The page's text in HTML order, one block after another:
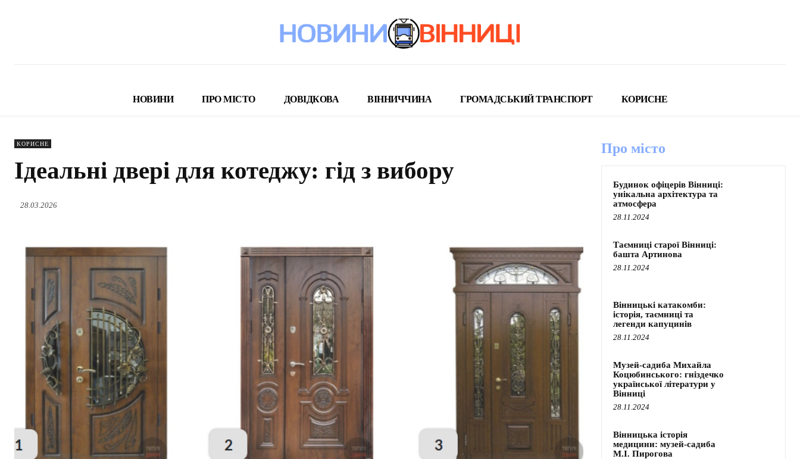
НОВИНИ ПРО МІСТО ДОВІДКОВА ВІННИЧЧИНА ГРОМАДСЬКИЙ ТРАНСПОРТ КОРИСНЕ
КОРИСНЕ
Ідеальні двері для котеджу: гід з вибору
28.03.2026
Про місто
Будинок офіцерів Вінниці:
унікальна архітектура та
атмосфера
28.11.2024
Таємниці старої Вінниці:
башта Артинова
28.11.2024
Вінницькі катакомби:
історія, таємниці та
легенди капуцинів
28.11.2024
Музей-садиба Михайла
Коцюбинського: гніздечко
української літератури у
Вінниці
28.11.2024
Вінницька історія
медицини: музей-садиба
М.І. Пирогова